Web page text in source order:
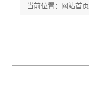
当前位置： 网站首页